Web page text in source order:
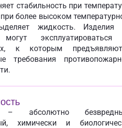
стабильность при
более высоком
жидкость. Изделия
могут
к которым
требования
– абсолютно
химически и